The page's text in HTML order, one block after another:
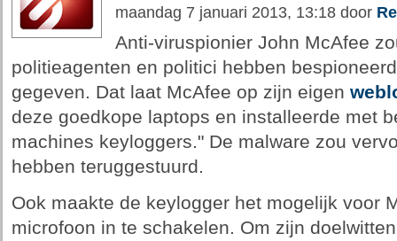
maandag 7 januari 2013, 13:18 door
Anti-viruspionier John McAfee
politieagenten en politici hebben
gegeven. Dat laat McAfee op zijn eigen
deze goedkope laptops en installeerde met
machines keyloggers." De malware zou
hebben teruggestuurd.
Ook maakte de keylogger het mogelijk voor
microfoon in te schakelen. Om zijn